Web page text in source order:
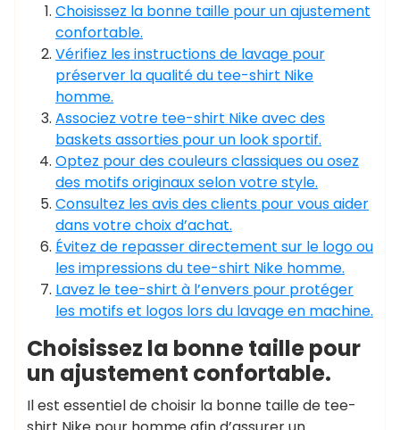
Choisissez la bonne taille pour un ajustement
confortable.
Vérifiez les instructions de lavage pour
préserver la qualité du tee-shirt Nike
homme.
Associez votre tee-shirt Nike avec des
baskets assorties pour un look sportif.
Optez pour des couleurs classiques ou osez
des motifs originaux selon votre style.
Consultez les avis des clients pour vous aider
dans votre choix d’achat.
Évitez de repasser directement sur le logo ou
les impressions du tee-shirt Nike homme.
Lavez le tee-shirt à l’envers pour protéger
les motifs et logos lors du lavage en machine.
Choisissez la bonne taille pour
un ajustement confortable.
Il est essentiel de choisir la bonne taille de tee-